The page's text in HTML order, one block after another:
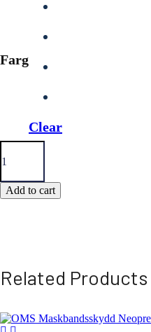
Farg
Clear
Tusa
Maskbandsskydd
quantity
Add to cart
Related Products